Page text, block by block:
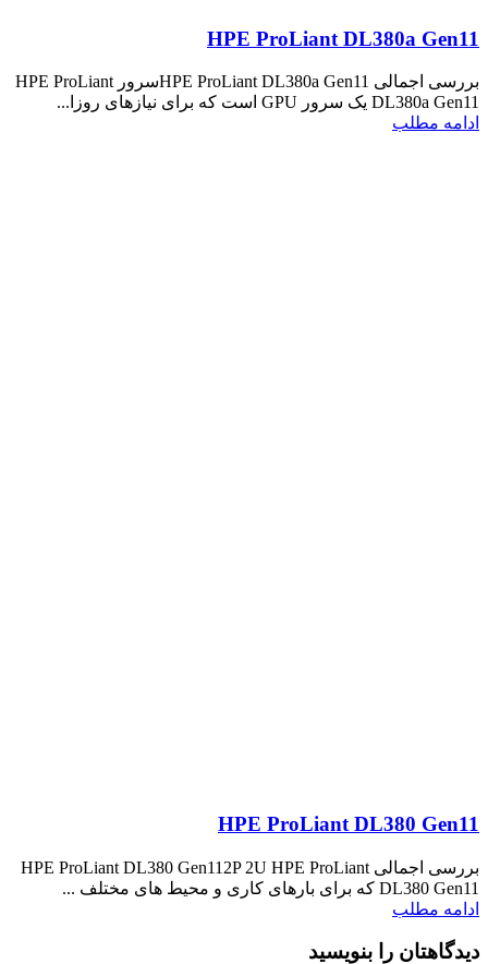
HPE ProLiant DL380a Gen11
بررسی اجمالی HPE ProLiant DL380a Gen11سرور HPE ProLiant
DL380a Gen11 یک سرور GPU است که برای نیازهای روزا...
ادامه مطلب
HPE ProLiant DL380 Gen11
بررسی اجمالی HPE ProLiant DL380 Gen112P 2U HPE ProLiant
DL380 Gen11 که برای بارهای کاری و محیط های مختلف ...
ادامه مطلب
دیدگاهتان را بنویسید